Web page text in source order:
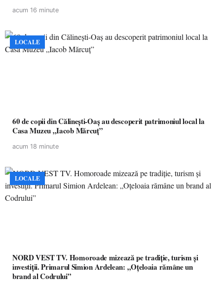
acum 16 minute
LOCALE
60 de copii din Călinești-Oaș au descoperit patrimoniul local la
Casa Muzeu „Iacob Mărcuț”
acum 18 minute
LOCALE
NORD VEST TV. Homoroade mizează pe tradiție, turism și
investiții. Primarul Simion Ardelean: „Oțeloaia rămâne un
brand al Codrului”